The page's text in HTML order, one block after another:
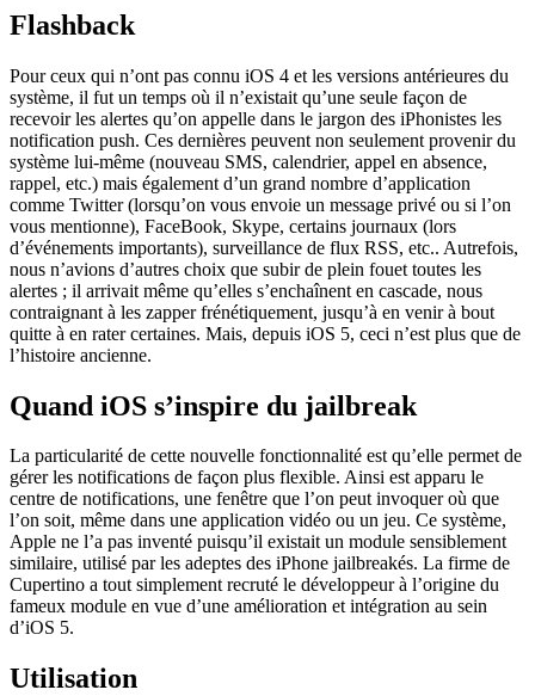
Flashback
Pour ceux qui n’ont pas connu iOS 4 et les versions antérieures du
système, il fut un temps où il n’existait qu’une seule façon de
recevoir les alertes qu’on appelle dans le jargon des iPhonistes les
notification push. Ces dernières peuvent non seulement provenir du
système lui-même (nouveau SMS, calendrier, appel en absence,
rappel, etc.) mais également d’un grand nombre d’application
comme Twitter (lorsqu’on vous envoie un message privé ou si l’on
vous mentionne), FaceBook, Skype, certains journaux (lors
d’événements importants), surveillance de flux RSS, etc.. Autrefois,
nous n’avions d’autres choix que subir de plein fouet toutes les
alertes ; il arrivait même qu’elles s’enchaînent en cascade, nous
contraignant à les zapper frénétiquement, jusqu’à en venir à bout
quitte à en rater certaines. Mais, depuis iOS 5, ceci n’est plus que de
l’histoire ancienne.
Quand iOS s’inspire du jailbreak
La particularité de cette nouvelle fonctionnalité est qu’elle permet de
gérer les notifications de façon plus flexible. Ainsi est apparu le
centre de notifications, une fenêtre que l’on peut invoquer où que
l’on soit, même dans une application vidéo ou un jeu. Ce système,
Apple ne l’a pas inventé puisqu’il existait un module sensiblement
similaire, utilisé par les adeptes des iPhone jailbreakés. La firme de
Cupertino a tout simplement recruté le développeur à l’origine du
fameux module en vue d’une amélioration et intégration au sein
d’iOS 5.
Utilisation